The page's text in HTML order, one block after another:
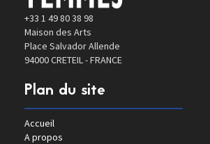
+33 1 49 80 38 98
Maison des Arts
Place Salvador Allende
94000 CRETEIL - FRANCE
Plan du site
Accueil
A propos